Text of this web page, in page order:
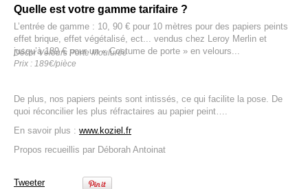
Quelle est votre gamme tarifaire ?
L’entrée de gamme : 10, 90 € pour 10 mètres pour des papiers peints
effet brique, effet végétalisé, ect... vendus chez Leroy Merlin et
jusqu’à 189 € pour un « Costume de porte » en velours...
Décor Velours Porte Moulurée
Prix : 189€/pièce
De plus, nos papiers peints sont intissés, ce qui facilite la pose. De
quoi réconcilier les plus réfractaires au papier peint….
En savoir plus : www.koziel.fr
Propos recueillis par Déborah Antoinat
Tweeter